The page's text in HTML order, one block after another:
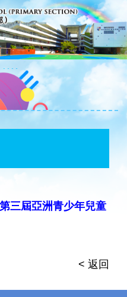
三屆亞洲青少年兒童
< 返回